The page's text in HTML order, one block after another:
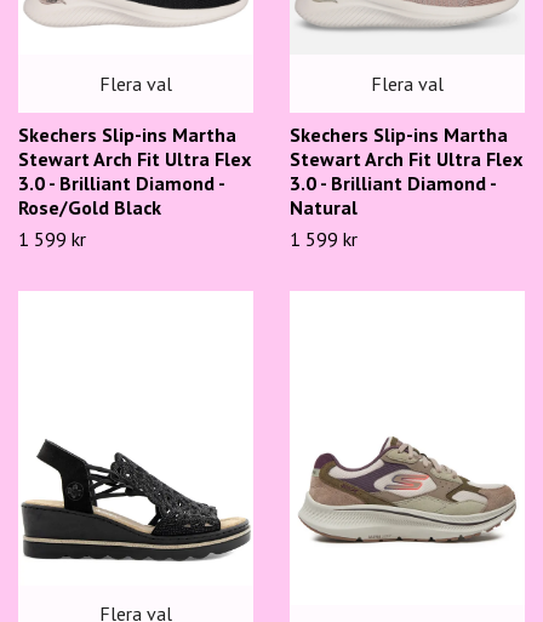
Flera val
Skechers Slip-ins Martha
Stewart Arch Fit Ultra Flex
3.0 - Brilliant Diamond -
Rose/Gold Black
1 599 kr
Flera val
Skechers Slip-ins Martha
Stewart Arch Fit Ultra Flex
3.0 - Brilliant Diamond -
Natural
1 599 kr
Flera val